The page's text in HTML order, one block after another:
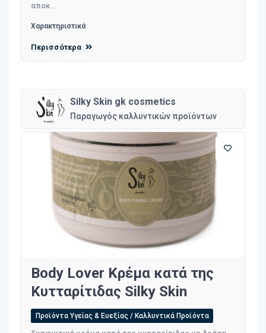
αποκ...
Χαρακτηριστικά
Περισσότερα
Silky Skin gk cosmetics
Παραγωγός καλλυντικών προϊόντων
Body Lover Κρέμα κατά της
Κυτταρίτιδας Silky Skin
Προϊόντα Υγείας & Ευεξίας / Καλλυντικά Προϊόντα